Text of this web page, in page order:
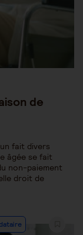
de
fait divers
âgée se fait
non-paiement
droit de